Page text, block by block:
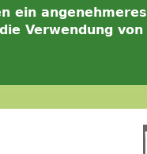
ein angenehmeres
Verwendung von